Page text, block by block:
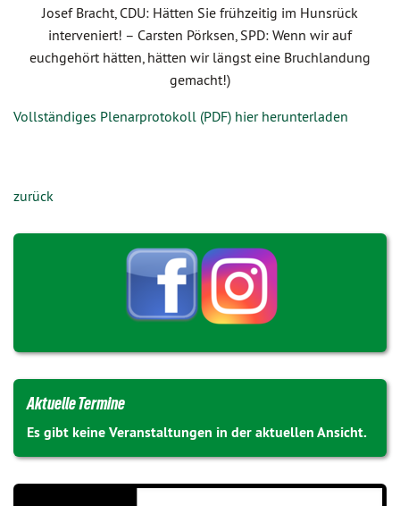
Josef Bracht, CDU: Hätten Sie frühzeitig im Hunsrück
interveniert! – Carsten Pörksen, SPD: Wenn wir auf
euchgehört hätten, hätten wir längst eine Bruchlandung
gemacht!)
Vollständiges Plenarprotokoll (PDF) hier herunterladen
zurück
Aktuelle Termine
Es gibt keine Veranstaltungen in der aktuellen Ansicht.